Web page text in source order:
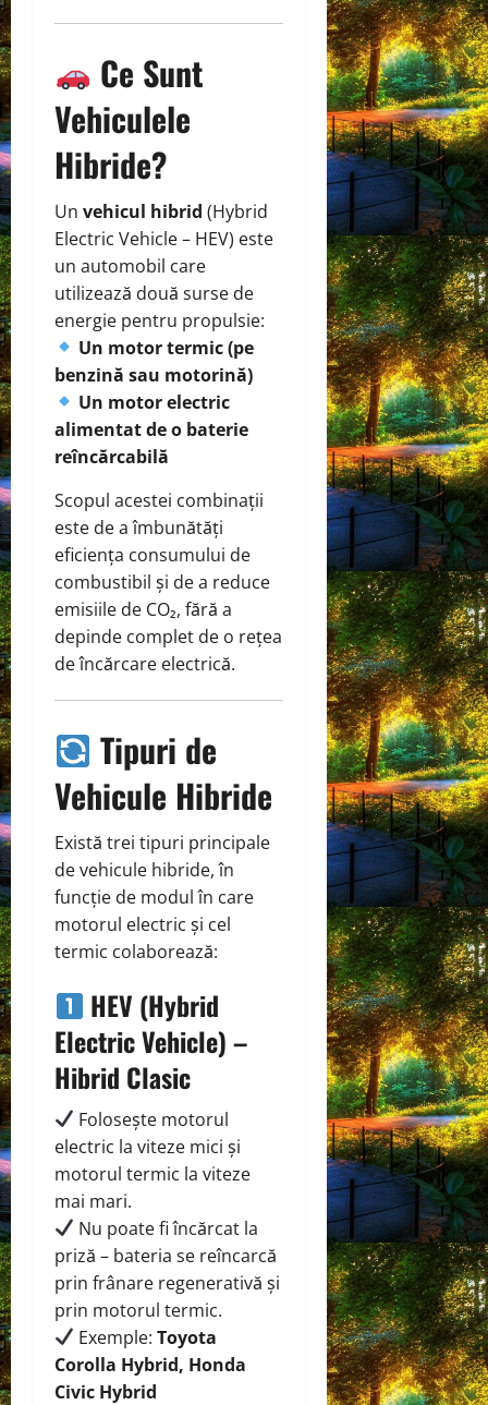
Ce Sunt
Vehiculele
Hibride?
Un vehicul hibrid (Hybrid
Electric Vehicle – HEV) este
un automobil care
utilizează două surse de
energie pentru propulsie:
Un motor termic (pe
benzină sau motorină)
Un motor electric
alimentat de o baterie
reîncărcabilă
Scopul acestei combinații
este de a îmbunătăți
eficiența consumului de
combustibil și de a reduce
emisiile de CO₂, fără a
depinde complet de o rețea
de încărcare electrică.
Tipuri de
Vehicule Hibride
Există trei tipuri principale
de vehicule hibride, în
funcție de modul în care
motorul electric și cel
termic colaborează:
HEV (Hybrid
Electric Vehicle) –
Hibrid Clasic
Folosește motorul
electric la viteze mici și
motorul termic la viteze
mai mari.
Nu poate fi încărcat la
priză – bateria se reîncarcă
prin frânare regenerativă și
prin motorul termic.
Exemple:Toyota
Corolla Hybrid, Honda
Civic Hybrid